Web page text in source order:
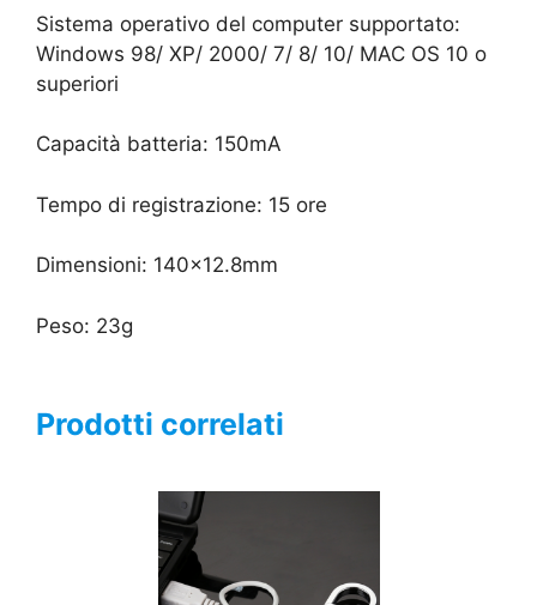
Sistema operativo del computer supportato:
Windows 98/ XP/ 2000/ 7/ 8/ 10/ MAC OS 10 o
superiori
Capacità batteria: 150mA
Tempo di registrazione: 15 ore
Dimensioni: 140×12.8mm
Peso: 23g
Prodotti correlati